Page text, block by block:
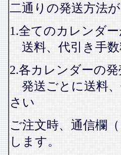
二通りの発送方法
1.全てのカレンダ
送料、代引き手
2.各カレンダーの
発送ごとに送料
さい
ご注文時、通信欄
します。